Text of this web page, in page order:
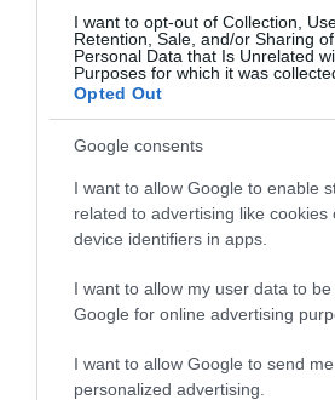
I want to opt-out of Collection,
Retention, Sale, and/or Sharing
Personal Data that Is Unrelated
Purposes for which it was
Opted Out
Google consents
I want to allow Google to enable
related to advertising like cookies
device identifiers in apps.
I want to allow my user data to
Google for online advertising
I want to allow Google to send me
personalized advertising.